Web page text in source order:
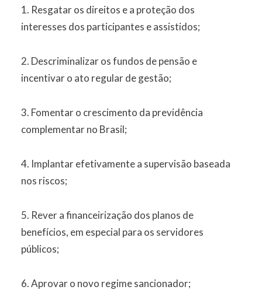
1. Resgatar os direitos e a proteção dos
interesses dos participantes e assistidos;
2. Descriminalizar os fundos de pensão e
incentivar o ato regular de gestão;
3. Fomentar o crescimento da previdência
complementar no Brasil;
4. Implantar efetivamente a supervisão baseada
nos riscos;
5. Rever a financeirização dos planos de
benefícios, em especial para os servidores
públicos;
6. Aprovar o novo regime sancionador;